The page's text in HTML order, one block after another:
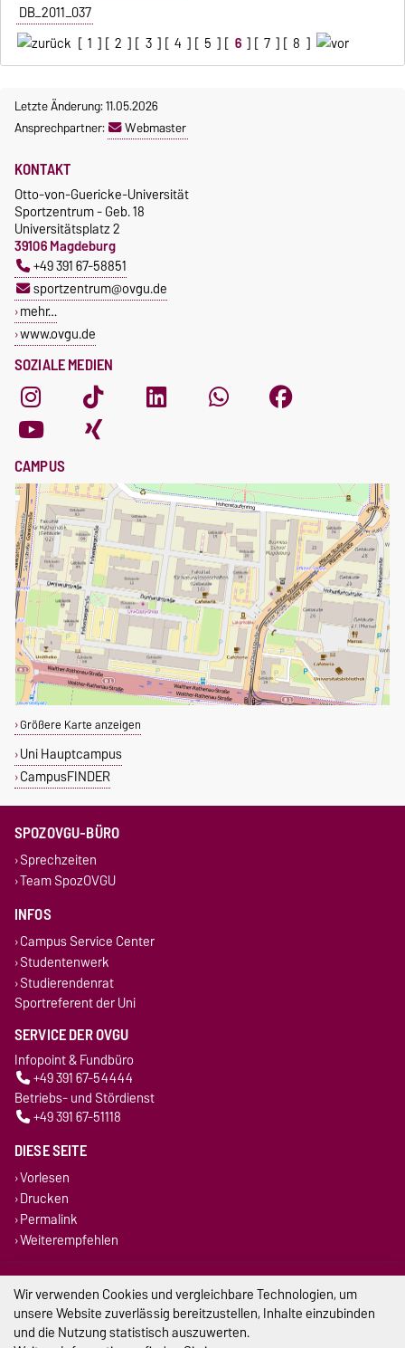
DB_2011_037
[ 1 ] [ 2 ] [ 3 ] [ 4 ] [ 5 ] [ 6 ] [ 7 ] [ 8 ]
Letzte Änderung: 11.05.2026
Ansprechpartner:
Webmaster
SOZIALE MEDIEN
KONTAKT
Otto-von-Guericke-Universität
Sportzentrum - Geb. 18
Universitätsplatz 2
39106 Magdeburg
+49 391 67-58851
sportzentrum@ovgu.de
mehr…
www.ovgu.de
CAMPUS
Größere Karte anzeigen
Uni Hauptcampus
CampusFINDER
SPOZOVGU-BÜRO
Sprechzeiten
Team SpozOVGU
INFOS
Campus Service Center
Studentenwerk
Studierendenrat
Sportreferent der Uni
SERVICE DER OVGU
Infopoint & Fundbüro
+49 391 67-54444
Betriebs- und Stördienst
+49 391 67-51118
DIESE SEITE
Vorlesen
Drucken
Permalink
Weiterempfehlen
Impressum
Datenschutz
Wir verwenden Cookies und vergleichbare Technologien, um
unsere Website zuverlässig bereitzustellen, Inhalte einzubinden
und die Nutzung statistisch auszuwerten.